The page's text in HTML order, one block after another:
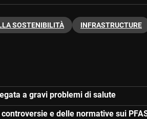
SOSTENIBILITÀ INFRASTRUCTURE
a gravi problemi di salute
e delle normative sui